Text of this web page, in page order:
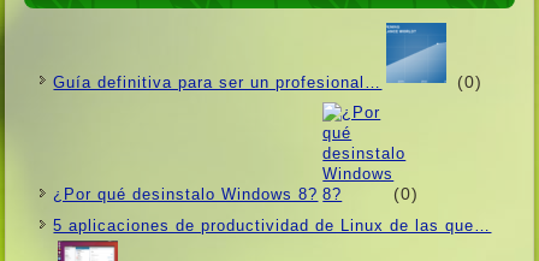
Guí­a definitiva para ser un profesional… (0)
¿Por qué desinstalo Windows 8? (0)
5 aplicaciones de productividad de Linux de las que…